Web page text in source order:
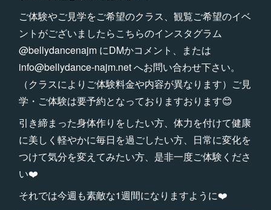
ご体験やご見学をご希望のクラス、観覧ご希望のイベ
ントがございましたらこちらのインスタグラム
@bellydancenajm にDMかコメント、または
info@bellydance-najm.net へお問い合わせ下さい。
（クラスによりご体験料金や内容が異なります）ご見
学・ご体験は要予約となっておりますおります😊
引き締まった身体作りをしたい方、体力を付けて健康
に美しく軽やかに毎日を過ごしたい方、日常に変化を
つけて気分を変えてみたい方、是非一度ご体験くださ
い❤️
それでは今週も素敵な1週間になりますように❤️